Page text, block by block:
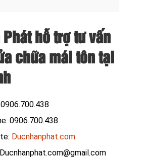
hỗ trợ tư vấn
chữa mái tôn tại
0906.700.438
Ducnhanphat.com